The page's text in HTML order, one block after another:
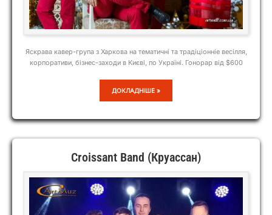
Яскрава кавер-група з Харкова на тематичні та традіціонніе весілля,
корпоративи, бізнес-заходи в Києві, по Україні. Гонорар від $600
KASS
ДОКЛАДНІШЕ »
Croissant Band (Круассан)